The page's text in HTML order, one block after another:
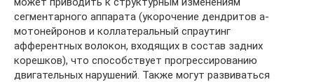
сегментарного аппарата (укорочение дендритов a-
мотонейронов и коллатеральный спраутинг
афферентных волокон, входящих в состав задних
корешков), что способствует прогрессированию
двигательных нарушений. Также могут развиваться